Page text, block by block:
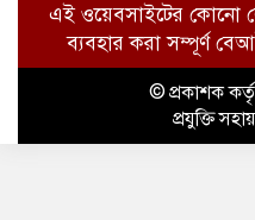
এই ওয়েবসাইটের কোনো
ব্যবহার করা সম্পূর্ণ
© প্রকাশক
প্রযুক্তি